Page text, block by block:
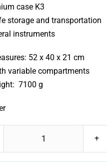
case K3
storage and transportation
instruments
52 x 40 x 21 cm
variable compartments
7100 g
K5